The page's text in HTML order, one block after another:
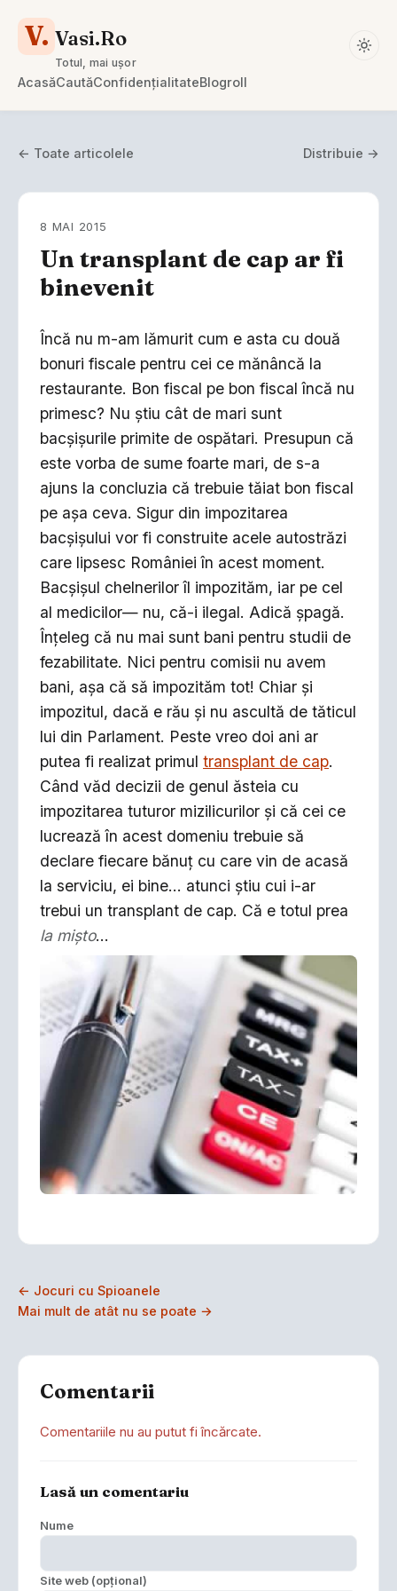
V. Vasi.Ro
Totul, mai ușor
AcasăCautăConfidențialitateBlogroll
← Toate articolele Distribuie →
8 MAI 2015
Un transplant de cap ar fi
binevenit
Încă nu m-am lămurit cum e asta cu două
bonuri fiscale pentru cei ce mănâncă la
restaurante. Bon fiscal pe bon fiscal încă nu
primesc? Nu ştiu cât de mari sunt
bacşişurile primite de ospătari. Presupun că
este vorba de sume foarte mari, de s-a
ajuns la concluzia că trebuie tăiat bon fiscal
pe aşa ceva. Sigur din impozitarea
bacşişului vor fi construite acele autostrăzi
care lipsesc României în acest moment.
Bacşişul chelnerilor îl impozităm, iar pe cel
al medicilor— nu, că-i ilegal. Adică şpagă.
Înţeleg că nu mai sunt bani pentru studii de
fezabilitate. Nici pentru comisii nu avem
bani, aşa că să impozităm tot! Chiar şi
impozitul, dacă e rău şi nu ascultă de tăticul
lui din Parlament. Peste vreo doi ani ar
putea fi realizat primul transplant de cap.
Când văd decizii de genul ăsteia cu
impozitarea tuturor mizilicurilor şi că cei ce
lucrează în acest domeniu trebuie să
declare fiecare bănuţ cu care vin de acasă
la serviciu, ei bine... atunci ştiu cui i-ar
trebui un transplant de cap. Că e totul prea
la mişto...
← Jocuri cu Spioanele
Mai mult de atât nu se poate →
Comentarii
Comentariile nu au putut fi încărcate.
Lasă un comentariu
Nume
Site web (opțional)